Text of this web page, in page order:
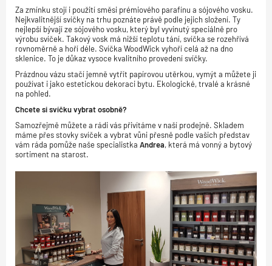
Za zmínku stojí i použití směsi prémiového parafínu a sójového vosku.
Nejkvalitnější svíčky na trhu poznáte právě podle jejich složení. Ty
nejlepší bývají ze sójového vosku, který byl vyvinutý speciálně pro
výrobu svíček. Takový vosk má nižší teplotu tání, svíčka se rozehřívá
rovnoměrně a hoří déle. Svíčka WoodWick vyhoří celá až na dno
sklenice. To je důkaz vysoce kvalitního provedení svíčky.
Prázdnou vázu stačí jemně vytřít papírovou utěrkou, vymýt a můžete ji
používat i jako estetickou dekoraci bytu. Ekologické, trvalé a krásné
na pohled.
Chcete si svíčku vybrat osobně?
Samozřejmě můžete a rádi vás přivítáme v naší prodejně. Skladem
máme přes stovky svíček a vybrat vůni přesně podle vašich představ
vám ráda pomůže naše specialistka Andrea, která má vonný a bytový
sortiment na starost.